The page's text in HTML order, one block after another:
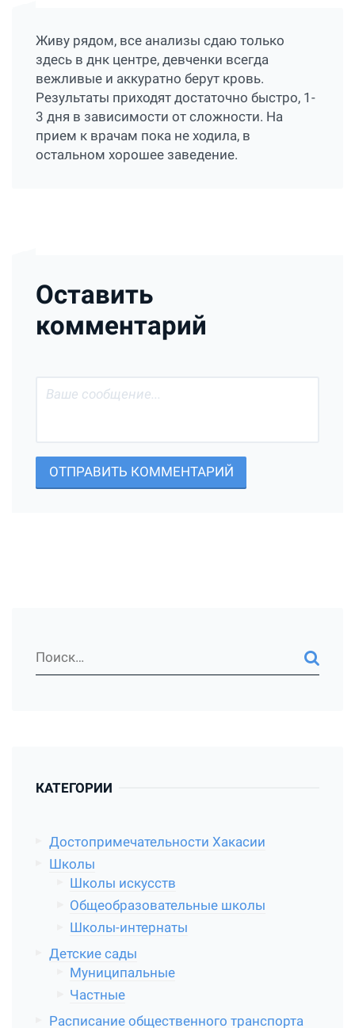
Живу рядом, все анализы сдаю только
здесь в днк центре, девченки всегда
вежливые и аккуратно берут кровь.
Результаты приходят достаточно быстро, 1-
3 дня в зависимости от сложности. На
прием к врачам пока не ходила, в
остальном хорошее заведение.
Оставить
комментарий
ОТПРАВИТЬ КОММЕНТАРИЙ
КАТЕГОРИИ
Достопримечательности Хакасии
Школы
Школы искусств
Общеобразовательные школы
Школы-интернаты
Детские сады
Муниципальные
Частные
Расписание общественного транспорта